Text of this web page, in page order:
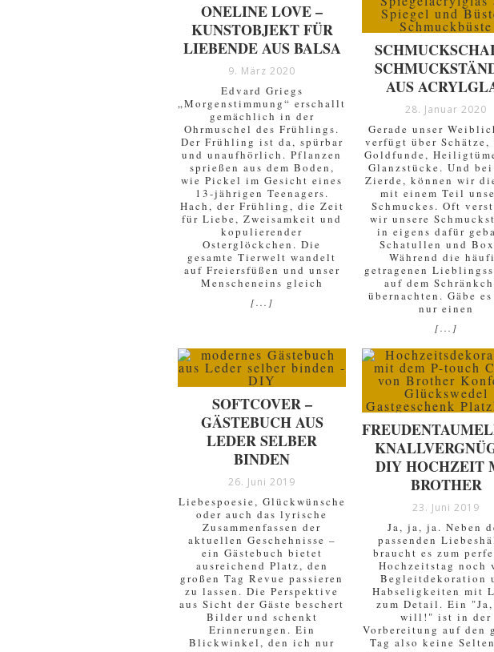
ONELINE LOVE –
KUNSTOBJEKT FÜR
LIEBENDE AUS BALSA
9. März 2020
Edvard Griegs
„Morgenstimmung“ erschallt
gemächlich in der
Ohrmuschel des Frühlings.
Der Frühling ist da, spürbar
und unaufhörlich. Pflanzen
sprießen aus dem Boden,
wie Pickel im Gesicht eines
13-jährigen Teenagers.
Hach, der Frühling, die Zeit
für Liebe, Zweisamkeit und
kopulierender
Osterglöckchen. Die
gesamte Tierwelt wandelt
auf Freiersfüßen und unser
Menscheneins gleich
[...]
AUS
28. Januar 2020
Gerade unser
verfügt über Schätze,
Goldfunde,
Glanzstücke. Und
Zierde, können wir
mit einem Teil
Schmuckes. Oft
wir unsere
in eigens dafür
Schatullen und
Während die
getragenen
auf dem
übernachten. Gäbe
nur einen
[...]
SOFTCOVER –
GÄSTEBUCH AUS
LEDER SELBER
BINDEN
26. Juni 2019
Liebespoesie, Glückwünsche
oder auch das lyrische
Zusammenfassen der
aktuellen Geschehnisse –
ein Gästebuch bietet
ausreichend Platz, den
großen Tag Revue passieren
zu lassen. Die Perspektive
aus Sicht der Gäste beschert
Bilder und schenkt
Erinnerungen. Ein
Blickwinkel, den ich nur
DIY HOCHZEIT
BROTHER
23. Juni 2019
Ja, ja, ja. Neben
passenden
braucht es zum
Hochzeitstag noch
Begleitdekoration
Habseligkeiten mit
zum Detail. Ein
will!" ist in der
Vorbereitung auf den
Tag also keine